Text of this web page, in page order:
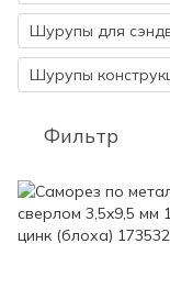
Шурупы для
Шурупы
Фильтр